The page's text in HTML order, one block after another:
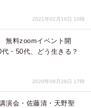
2021年02月10日 10時
無料zoomイベント開
・50代、どう生きる？
2020年08月28日 17時
演会・佐藤清・天野聖